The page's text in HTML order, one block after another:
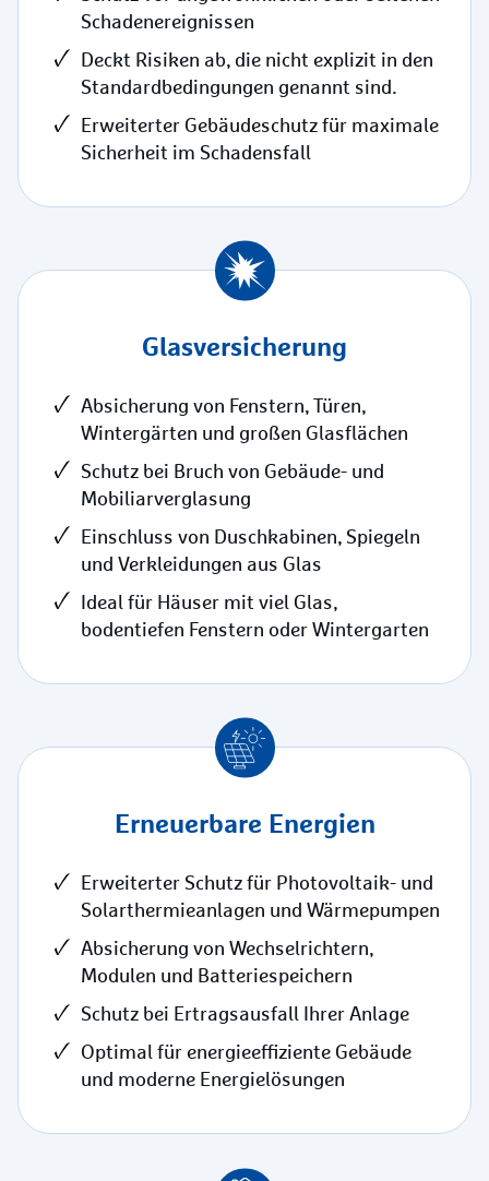
Schadenereignissen
Deckt Risiken ab, die nicht explizit in den
Standardbedingungen genannt sind.
Erweiterter Gebäudeschutz für maximale
Sicherheit im Schadensfall
Glas­versicherung
Absicherung von Fenstern, Türen,
Wintergärten und großen Glasflächen
Schutz bei Bruch von Gebäude- und
Mobiliarverglasung
Einschluss von Duschkabinen, Spiegeln
und Verkleidungen aus Glas
Ideal für Häuser mit viel Glas,
bodentiefen Fenstern oder Wintergarten
Erneuerbare Energien
Erweiterter Schutz für Photovoltaik- und
Solarthermieanlagen und Wärmepumpen
Absicherung von Wechselrichtern,
Modulen und Batteriespeichern
Schutz bei Ertragsausfall Ihrer Anlage
Optimal für energieeffiziente Gebäude
und moderne Energielösungen